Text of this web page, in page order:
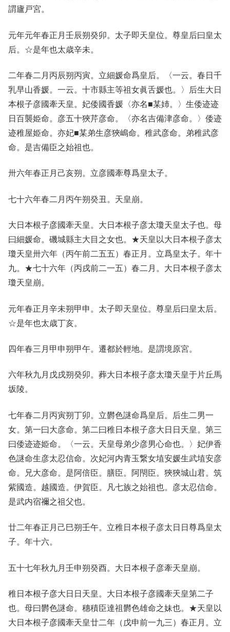
謂廬戸宮。
元年元年春正月壬辰朔癸卯。太子即天皇位。尊皇后曰皇太
后。☆是年也太歳辛未。
二年春二月丙辰朔丙寅。立細媛命爲皇后。〈一云。春日千
乳早山香媛。一云。十市縣主等祖女眞舌媛也。〉后生大日
本根子彦國牽天皇。妃倭國香媛〈亦名■某姉。〉生倭迹迹
日百襲姫命。彦五十狹芹彦命。〈亦名吉備津彦命。〉倭迹
迹稚屋姫命。亦妃■某弟生彦狹嶋命。稚武彦命。弟稚武彦
命。是吉備臣之始祖也。
卅六年春正月己亥朔。立彦國牽尊爲皇太子。
七十六年春二月丙午朔癸丑。天皇崩。
大日本根子彦國牽天皇。大日本根子彦太瓊天皇太子也。母
曰細媛命。磯城縣主大目之女也。★天皇以大日本根子彦太
瓊天皇卅六年（丙午前二五五）春正月。立爲皇太子。年十
九。★七十六年（丙戌前二一五）春二月。大日本根子彦太
瓊天皇崩。
元年春正月辛未朔甲申。太子即天皇位。尊皇后曰皇太后。
☆是年也太歳丁亥。
四年春三月甲申朔甲午。遷都於輕地。是謂境原宮。
六年秋九月戊戌朔癸卯。葬大日本根子彦太瓊天皇于片丘馬
坂陵。
七年春二月丙寅朔丁卯。立欝色謎命爲皇后。后生二男一
女。第一曰大彦命。第二曰稚日本根子彦大日日天皇。第三
曰倭迹迹姫命。〈一云。天皇母弟少彦男心命也。〉妃伊香
色謎命生彦太忍信命。次妃河内青玉繋女埴安媛生武埴安彦
命。兄大彦命。是阿倍臣。膳臣。阿閇臣。狹狹城山君。筑
紫國造。越國造。伊賀臣。凡七族之始祖也。彦太忍信命。
是武内宿禰之祖父也。
廿二年春正月己巳朔壬午。立稚日本根子彦太日日尊爲皇太
子。年十六。
五十七年秋九月壬申朔癸酉。大日本根子彦牽天皇崩。
稚日本根子彦大日日天皇。大日本根子彦國牽天皇第二子
也。母曰欝色謎命。穗積臣達祖欝色雄命之妹也。★天皇以
大日本根子彦國牽天皇廿二年（戊申前一九三）春正月。立